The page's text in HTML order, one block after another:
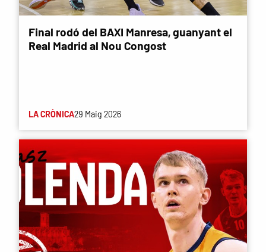
Final rodó del BAXI Manresa, guanyant el
Real Madrid al Nou Congost
LA CRÒNICA29 Maig 2026